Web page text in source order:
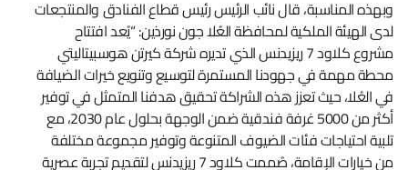
وبهذه المناسبة، قال نائب الرئيس رئيس قطاع الفنادق والمنتجعات
لدى الهيئة الملكية لمحافظة العُلا جون نورذين: “يُعد افتتاح
مشروع كلاود 7 ريزيدنس الذي تديره شركة كيرتن هوسبيتاليتي
محطة مهمة في جهودنا المستمرة لتوسيع وتنويع خيرات الضيافة
في العُلا، حيث تعزز هذه الشراكة تحقيق هدفنا المتمثل في توفير
أكثر من 5000 غرفة فندقية ضمن الوجهة بحلول عام 2030، مع
تلبية احتياجات فئات الضيوف المتنوعة وتوفير مجموعة مختلفة
من خيارات الإقامة، صُممت كلاود 7 ريزيدنس لتقديم تجربة عصرية